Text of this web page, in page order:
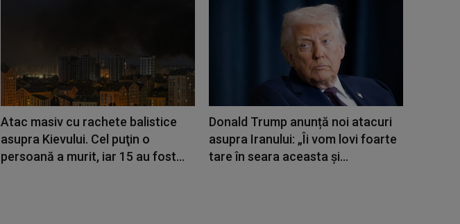
Atac masiv cu rachete balistice
asupra Kievului. Cel puţin o
persoană a murit, iar 15 au fost...
Donald Trump anunță noi atacuri
asupra Iranului: „Îi vom lovi foarte
tare în seara aceasta și...